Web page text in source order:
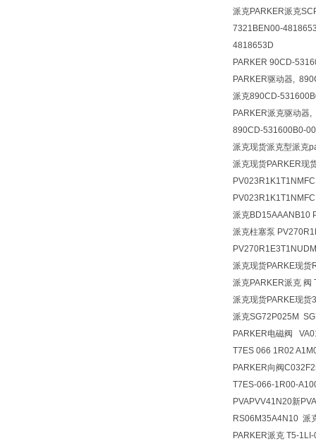
派克PARKER派克
7321BEN00-
4818653D
PARKER 90CD-
PARKER驱动器,
派克890CD-
PARKER派克驱动
890CD-531600B0-
派克现货派克型派克
派克现货PARKER现
PV023R1K1T1NMFC
PV023R1K1T1NMFC
派克BD15AAANB10
派克柱塞泵
派克现货PARKE现货
派克PARKER派克 阀
派克现货PARKE现
派克SG72P025M
PARKER电磁阀
T7ES 066 1R02
PARKER向阀
T7ES-066-1R00-
PVAPVV41N20新
RS06M35A4N10 派
PARKER派克 T5-